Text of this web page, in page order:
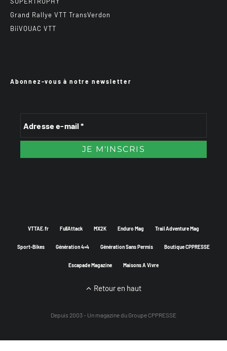
Grand Rallye VTT TransVerdon
BiiVOUAC VTT
Abonnez-vous à notre newsletter
VTTAE.fr FullAttack MX2K Enduro Mag Trail Adventure Mag
Sport-Bikes Génération 4×4 Génération Sans Permis Boutique CPPRESSE
Escapade Magazine Maisons A Vivre
Retour en haut
Depuis 2003 - Un magazine du Groupe CPPRESSE